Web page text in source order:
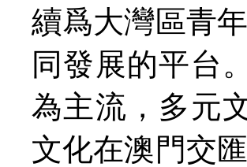
續爲大灣區青
同發展的平台
為主流，多元
文化在澳門交